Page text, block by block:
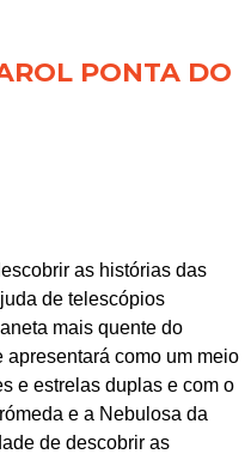
PONTA DO
as histórias das
de telescópios
mais quente do
como um meio
e estrelas duplas e com o
e a Nebulosa da
de descobrir as